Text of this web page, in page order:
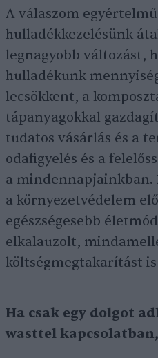
A válaszom
hulladékkezelésünk
legnagyobb változást,
hulladékunk
lecsökkent, a
tápanyagokkal
tudatos vásárlás és a
odafigyelés és a
a mindennapjainkban.
a környezetvédelem
egészségesebb
elkalauzolt,
költségmegtakarítást
Ha csak egy dolgot
wasttel